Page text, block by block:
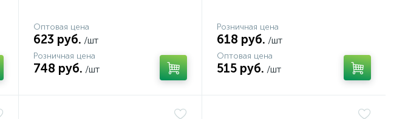
Оптовая цена
623 руб. /шт
Розничная цена
748 руб. /шт
Розничная цена
618 руб. /шт
Оптовая цена
515 руб. /шт